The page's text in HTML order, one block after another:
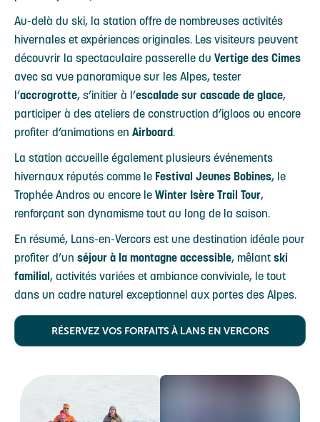
Au-delà du ski, la station offre de nombreuses activités
hivernales et expériences originales. Les visiteurs peuvent
découvrir la spectaculaire passerelle du Vertige des Cimes
avec sa vue panoramique sur les Alpes, tester
l’accrogrotte, s’initier à l’escalade sur cascade de glace,
participer à des ateliers de construction d’igloos ou encore
profiter d’animations en Airboard.
La station accueille également plusieurs événements
hivernaux réputés comme le Festival Jeunes Bobines, le
Trophée Andros ou encore le Winter Isère Trail Tour,
renforçant son dynamisme tout au long de la saison.
En résumé, Lans-en-Vercors est une destination idéale pour
profiter d’un séjour à la montagne accessible, mêlant ski
familial, activités variées et ambiance conviviale, le tout
dans un cadre naturel exceptionnel aux portes des Alpes.
RÉSERVEZ VOS FORFAITS À LANS EN VERCORS